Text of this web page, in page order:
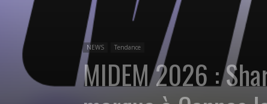
NEWS Tendance
MIDEM 2026 :